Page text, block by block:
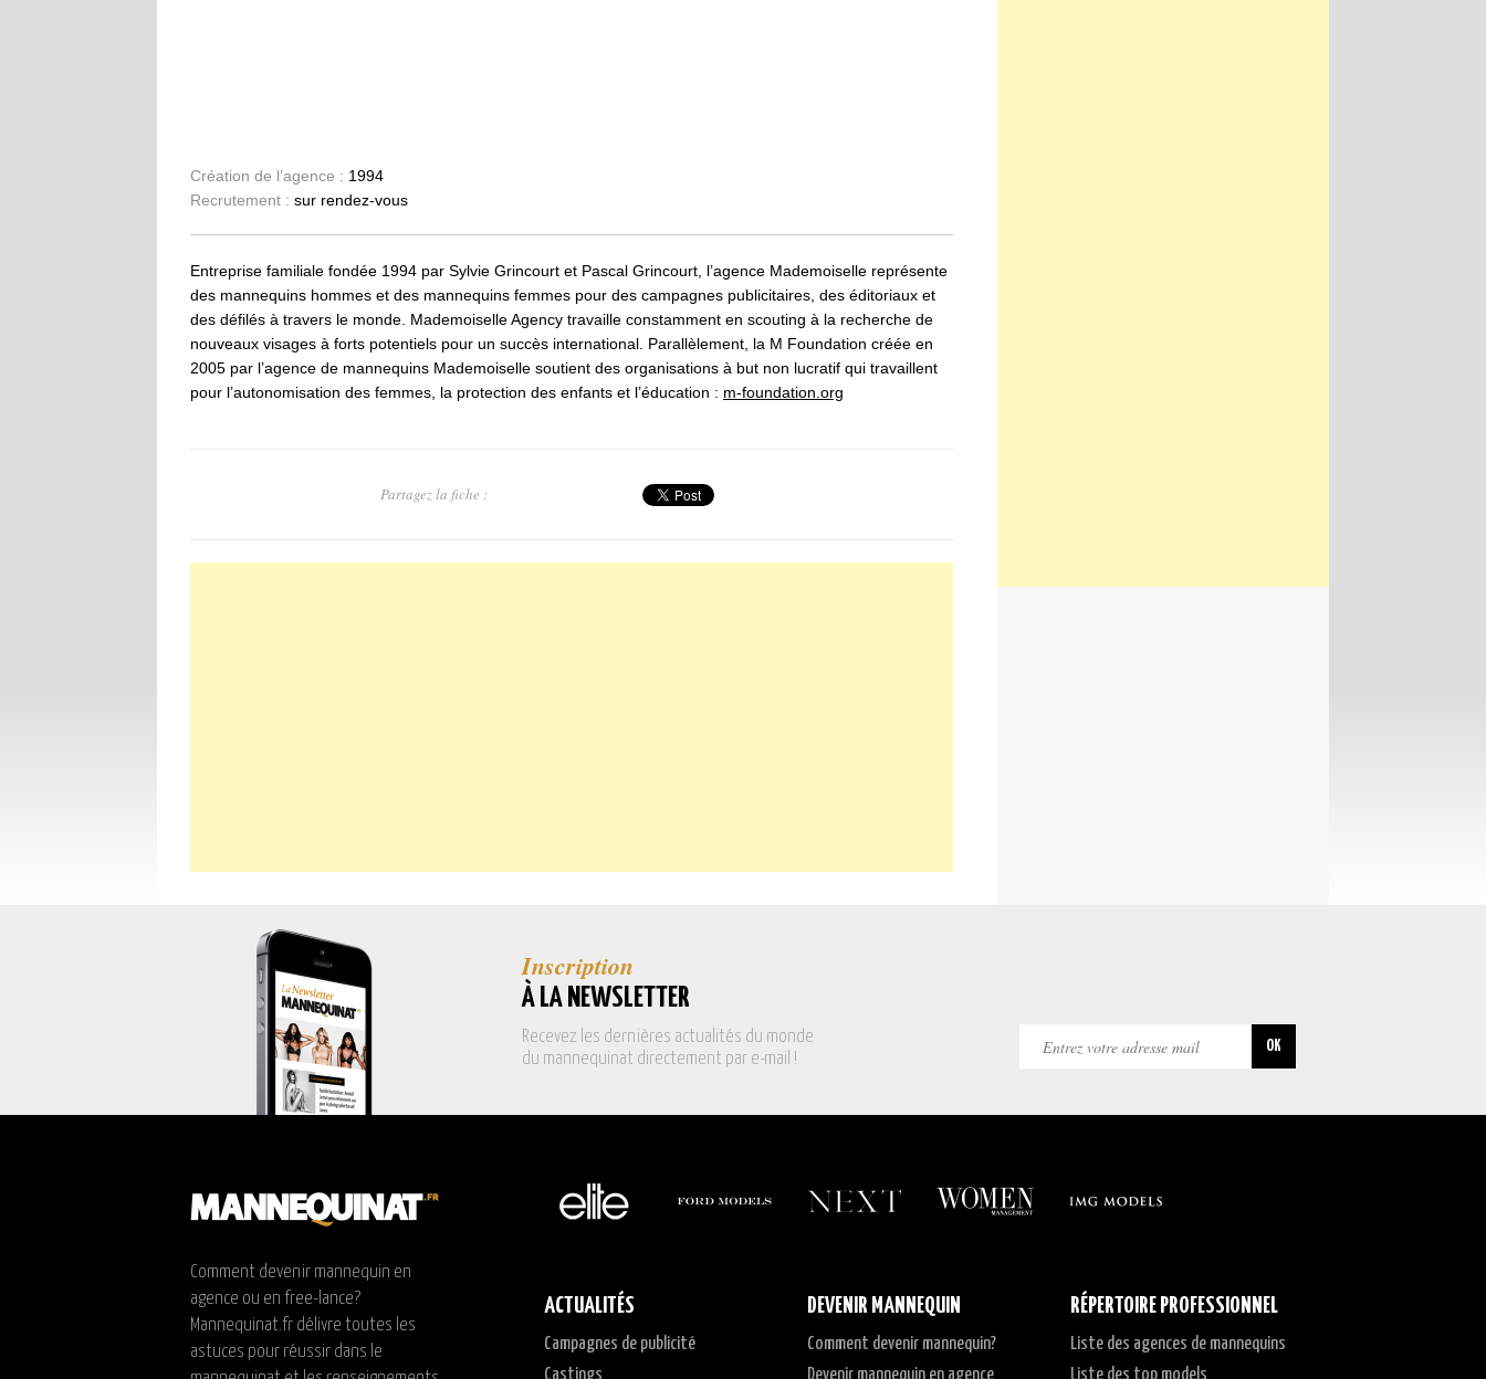
Création de l’agence : 1994
Recrutement : sur rendez-vous
Entreprise familiale fondée 1994 par Sylvie Grincourt et Pascal Grincourt, l’agence Mademoiselle représente
des mannequins hommes et des mannequins femmes pour des campagnes publicitaires, des éditoriaux et
des défilés à travers le monde. Mademoiselle Agency travaille constamment en scouting à la recherche de
nouveaux visages à forts potentiels pour un succès international. Parallèlement, la M Foundation créée en
2005 par l’agence de mannequins Mademoiselle soutient des organisations à but non lucratif qui travaillent
pour l’autonomisation des femmes, la protection des enfants et l’éducation : m-foundation.org
Partagez la fiche :
Inscription
À LA NEWSLETTER
Recevez les dernières actualités du monde
du mannequinat directement par e-mail !
Comment devenir mannequin en
agence ou en free-lance?
Mannequinat.fr délivre toutes les
astuces pour réussir dans le
ACTUALITÉS
Campagnes de publicité
Castings
DEVENIR MANNEQUIN
Comment devenir mannequin?
Devenir mannequin en agence
RÉPERTOIRE PROFESSIONNEL
Liste des agences de mannequins
Liste des top models